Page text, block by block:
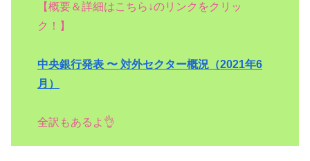
【概要＆詳細はこちら↓のリンクをクリッ
ク！】
中央銀行発表 〜 対外セクター概況（2021年6
月）
全訳もあるよ👌